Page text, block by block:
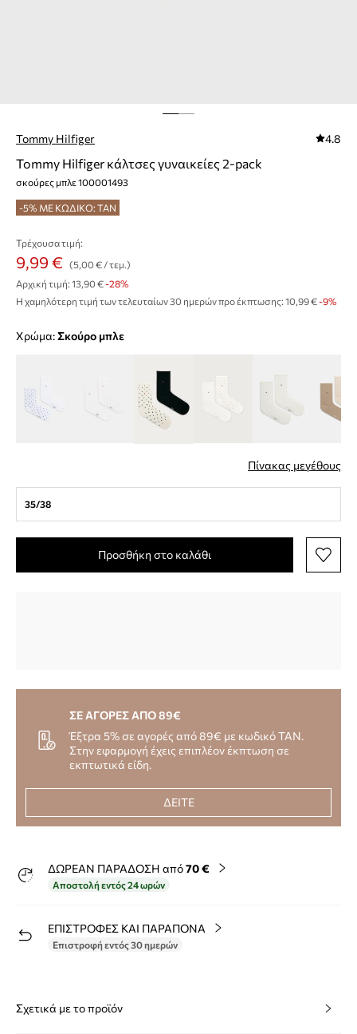
Tommy Hilfiger 4.8
Tommy Hilfiger κάλτσες γυναικείες 2-pack
σκούρες μπλε 100001493
-5% ΜΕ ΚΩΔΙΚΟ: TAN
Τρέχουσα τιμή:
9,99 €
(5,00 € / τεμ.)
Αρχική τιμή: 13,90 €-28%
Η χαμηλότερη τιμή των τελευταίων 30 ημερών προ έκπτωσης: 10,99 € -9%
Χρώμα: σκούρο μπλε
Πίνακας μεγέθους
35/38
Προσθήκη στο καλάθι
ΣΕ ΑΓΟΡΕΣ ΑΠΟ 89€
Έξτρα 5% σε αγορές από 89€ με κωδικό TAN.
Στην εφαρμογή έχεις επιπλέον έκπτωση σε
εκπτωτικά είδη.
ΔΕΙΤΕ
ΔΩΡΕΑΝ ΠΑΡΑΔΟΣΗ από70 €
Αποστολή εντός 24 ωρών
ΕΠΙΣΤΡΟΦΕΣ ΚΑΙ ΠΑΡΑΠΟΝΑ
Επιστροφή εντός 30 ημερών
Σχετικά με το προϊόν